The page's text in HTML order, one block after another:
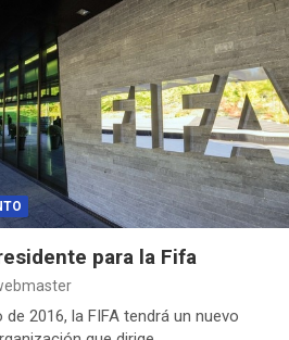
para la Fifa
2016, la FIFA tendrá un nuevo